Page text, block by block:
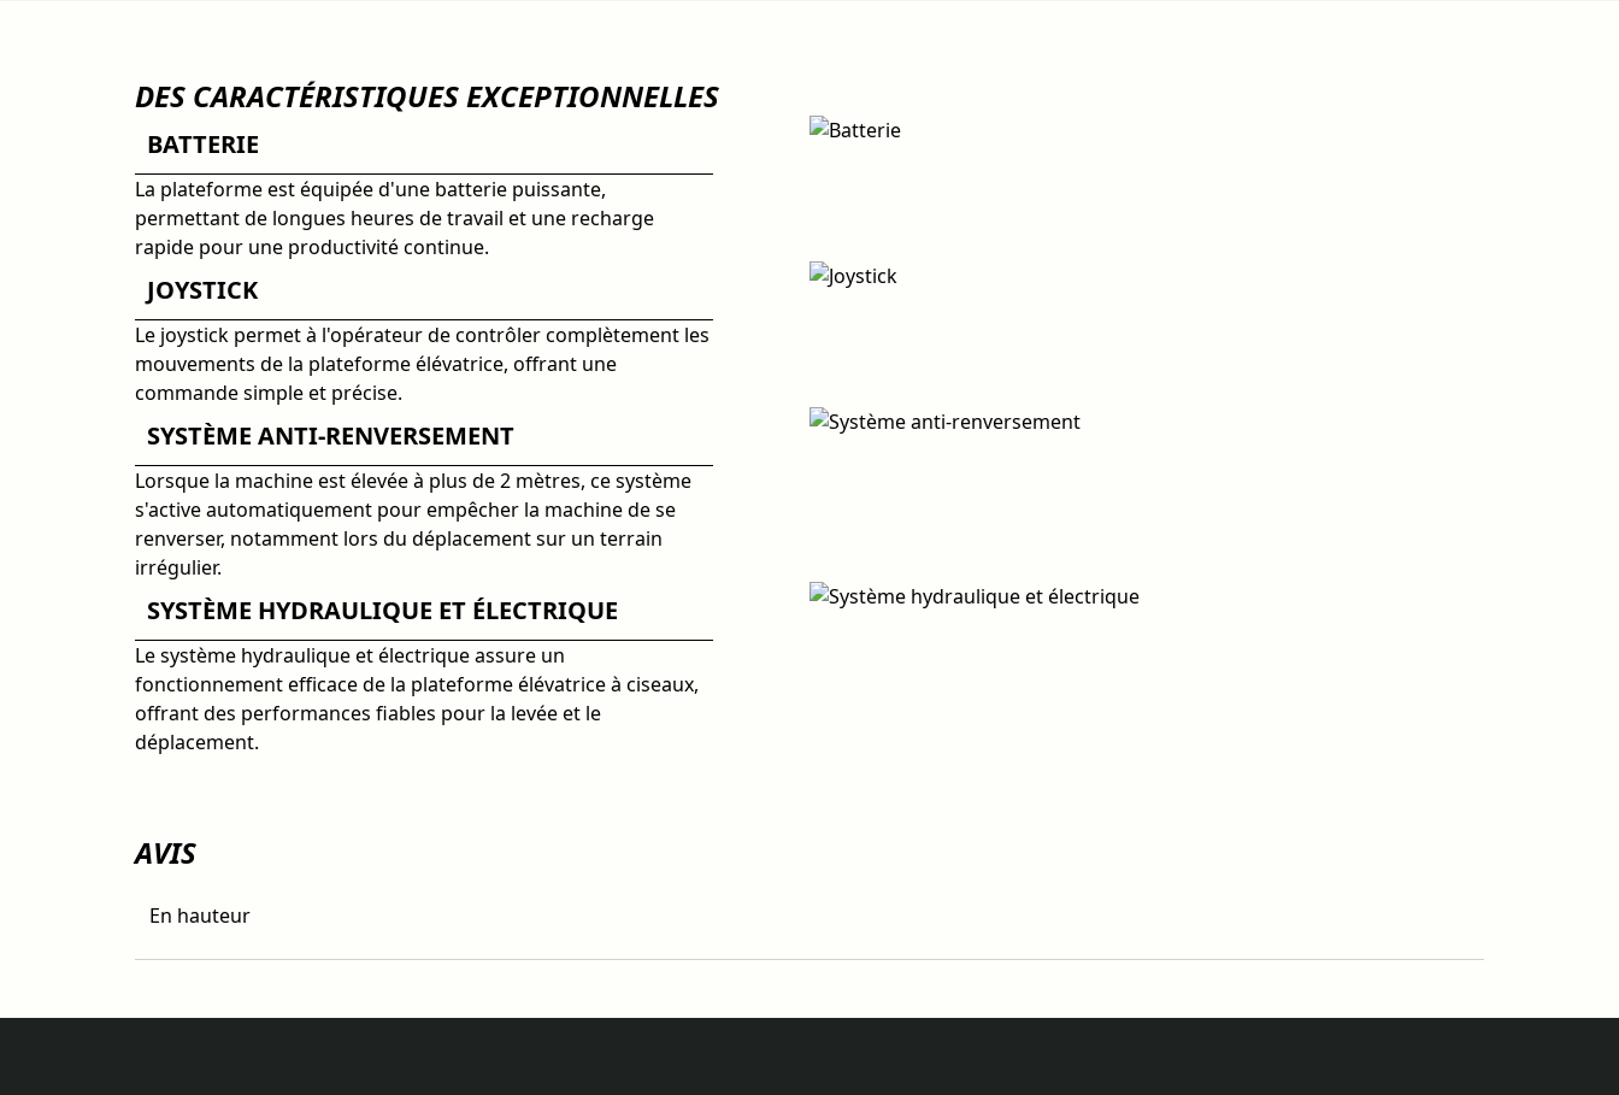
DES CARACTÉRISTIQUES EXCEPTIONNELLES
BATTERIE
La plateforme est équipée d'une batterie puissante,
permettant de longues heures de travail et une recharge
rapide pour une productivité continue.
JOYSTICK
Le joystick permet à l'opérateur de contrôler complètement les
mouvements de la plateforme élévatrice, offrant une
commande simple et précise.
SYSTÈME ANTI-RENVERSEMENT
Lorsque la machine est élevée à plus de 2 mètres, ce système
s'active automatiquement pour empêcher la machine de se
renverser, notamment lors du déplacement sur un terrain
irrégulier.
SYSTÈME HYDRAULIQUE ET ÉLECTRIQUE
Le système hydraulique et électrique assure un
fonctionnement efficace de la plateforme élévatrice à ciseaux,
offrant des performances fiables pour la levée et le
déplacement.
AVIS
En hauteur